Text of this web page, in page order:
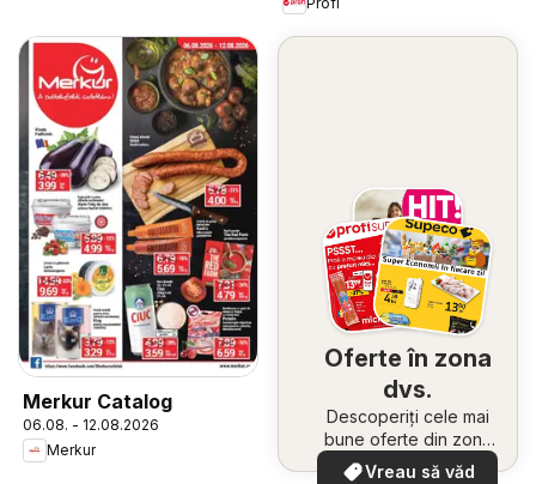
Merkur Catalog
06.08. - 12.08.2026
Merkur
Oferte în zona
dvs.
Descoperiți cele mai
bune oferte din zona
dumneavoastră
Vreau să văd